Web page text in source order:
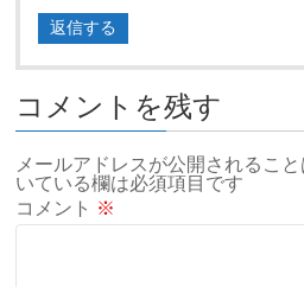
返信する
コメントを残す
メールアドレスが公開されること
いている欄は必須項目です
コメント ※